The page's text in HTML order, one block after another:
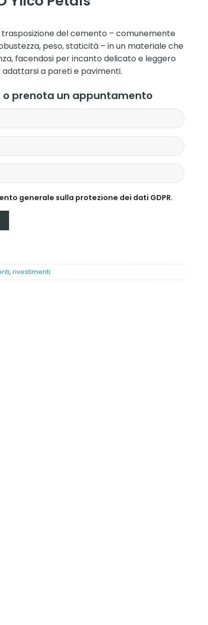
trasposizione del cemento – comunemente
peso, staticità – in un materiale che
facendosi per incanto delicato e leggero
a pareti e pavimenti.
o prenota un appuntamento
generale sulla protezione dei dati GDPR.
,rivestimenti